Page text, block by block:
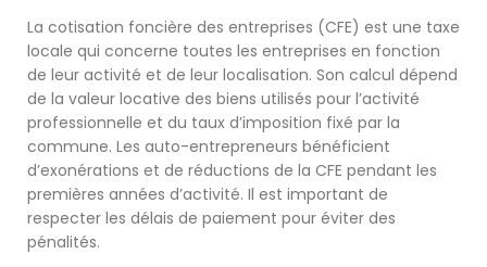
La cotisation foncière des entreprises (CFE) est une taxe
locale qui concerne toutes les entreprises en fonction
de leur activité et de leur localisation. Son calcul dépend
de la valeur locative des biens utilisés pour l’activité
professionnelle et du taux d’imposition fixé par la
commune. Les auto-entrepreneurs bénéficient
d’exonérations et de réductions de la CFE pendant les
premières années d’activité. Il est important de
respecter les délais de paiement pour éviter des
pénalités.